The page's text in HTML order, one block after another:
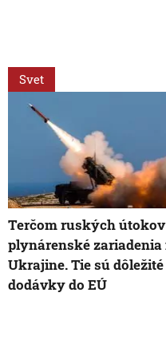
Svet
Terčom ruských
plynárenské zariadenia
Ukrajine. Tie sú
dodávky do EÚ